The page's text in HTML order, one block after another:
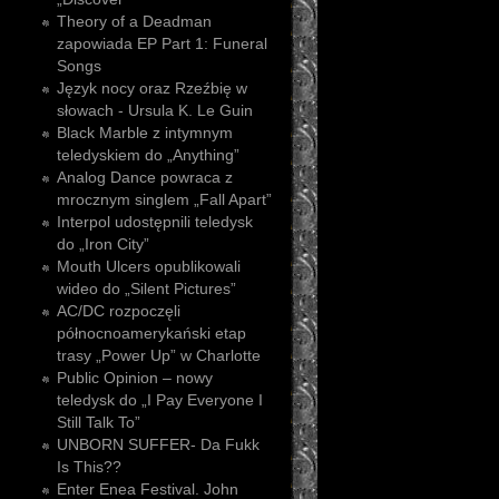
Theory of a Deadman
zapowiada EP Part 1: Funeral
Songs
Język nocy oraz Rzeźbię w
słowach - Ursula K. Le Guin
Black Marble z intymnym
teledyskiem do „Anything”
Analog Dance powraca z
mrocznym singlem „Fall Apart”
Interpol udostępnili teledysk
do „Iron City”
Mouth Ulcers opublikowali
wideo do „Silent Pictures”
AC/DC rozpoczęli
północnoamerykański etap
trasy „Power Up” w Charlotte
Public Opinion – nowy
teledysk do „I Pay Everyone I
Still Talk To”
UNBORN SUFFER- Da Fukk
Is This??
Enter Enea Festival. John